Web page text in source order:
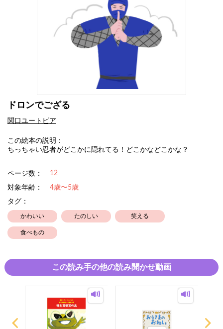
ドロンでござる
関口ユートピア
この絵本の説明：
ちっちゃい忍者がどこかに隠れてる！どこかなどこかな？
ページ数： 12
対象年齢：
4歳〜5歳
タグ：
かわいい たのしい 笑える
食べもの
この読み手の他の読み聞かせ動画